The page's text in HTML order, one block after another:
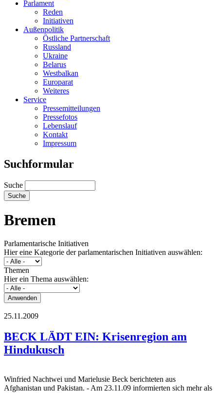
Parlament
Reden
Initiativen
Außenpolitik
Östliche Partnerschaft
Russland
Ukraine
Belarus
Westbalkan
Europarat
Weiteres
Service
Pressemitteilungen
Pressefotos
Lebenslauf
Kontakt
Impressum
Suchformular
Suche
Bremen
Parlamentarische Initiativen
Hier eine Kategorie der parlamentarischen Initiativen auswählen:
Themen
Hier ein Thema auswählen:
25.11.2009
BECK LÄDT EIN: Krisenregion am
Hindukusch
Winfried Nachtwei und Marielusie Beck berichteten aus
Afghanistan und Pakistan. - Am 23.11.09 informierten sich mehr als